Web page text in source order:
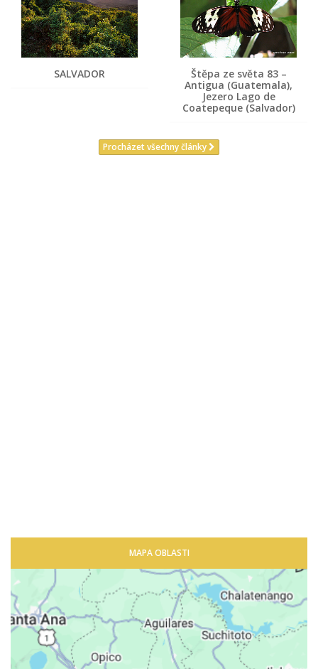
SALVADOR
Štěpa ze světa 83 –
Antigua (Guatemala),
Jezero Lago de
Coatepeque (Salvador)
Procházet všechny články
MAPA OBLASTI